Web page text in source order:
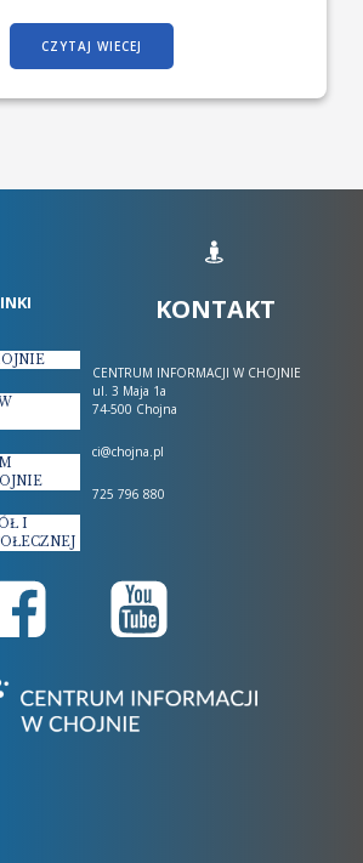
CZYTAJ WIECEJ
I
KONTAKT
CENTRUM INFORMACJI W CHOJNIE
ul. 3 Maja 1a
74-500 Chojna
ci@chojna.pl
725 796 880